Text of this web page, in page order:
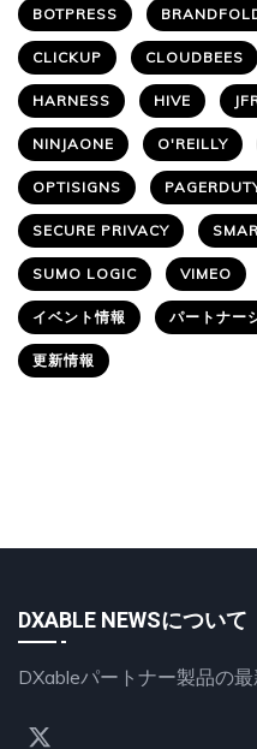
BOTPRESS
CLICKUP CLOUDBEES
HARNESS HIVE
NINJAONE O'REILLY
OPTISIGNS
SECURE PRIVACY
SUMO LOGIC VIMEO
イベント情報 パートナー
更新情報
DXABLE NEWSについて
DXableパートナー製品の